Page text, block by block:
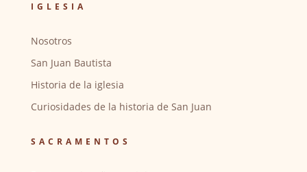
IGLESIA
Nosotros
San Juan Bautista
Historia de la iglesia
Curiosidades de la historia de San Juan
SACRAMENTOS